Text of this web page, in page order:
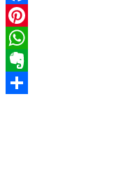
Facebook
Pinterest
WhatsApp
Evernote